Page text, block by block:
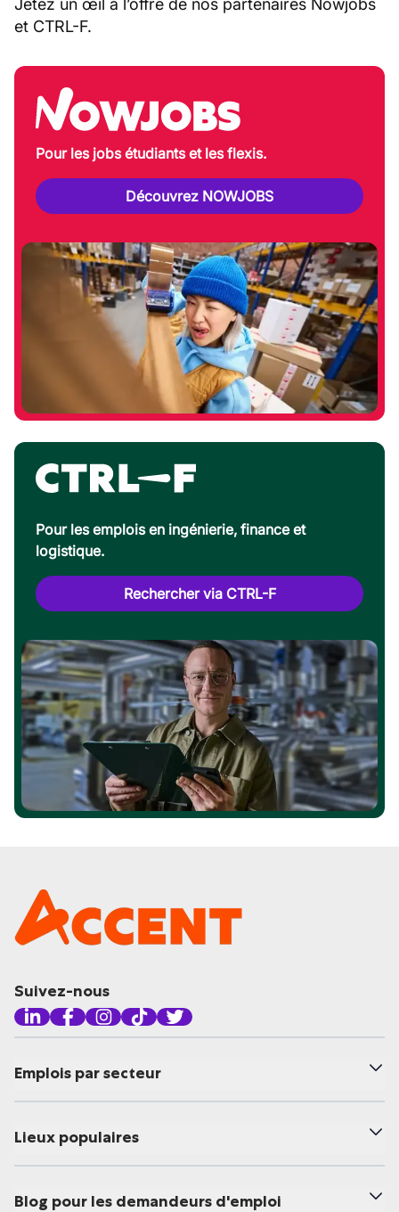
Jetez un œil à l’offre de nos partenaires Nowjobs
et CTRL-F.
Pour les jobs étudiants et les flexis.
Découvrez NOWJOBS
Pour les emplois en ingénierie, finance et
logistique.
Rechercher via CTRL-F
Suivez-nous
Emplois par secteur
Lieux populaires
Blog pour les demandeurs d'emploi